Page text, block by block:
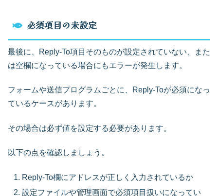
必須項目の未設定
最後に、Reply-To項目そのものが設定されていない、また
は空欄になっている場合にもエラーが発生します。
フォームや送信プログラムごとに、Reply-Toが必須になっ
ているケースがあります。
その場合は必ず値を設定する必要があります。
以下の点を確認しましょう。
Reply-To欄にアドレスが正しく入力されているか
設定ファイルや管理画面で必須項目扱いになってい